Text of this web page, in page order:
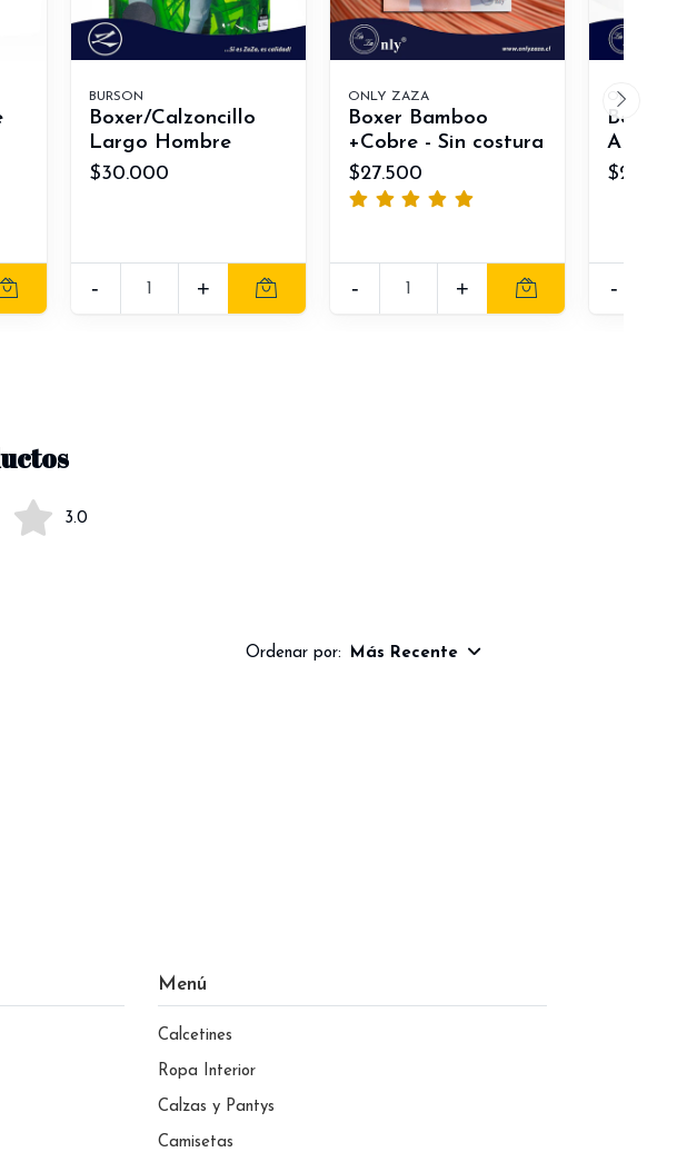
BURSON
Boxer/Calzoncillo
Largo Hombre
$30.000
- +
ONLY ZAZA
Boxer Bamboo
+Cobre - Sin costura
$27.500
- +
ONLY
Boxer
-
3.0
Ordenar por: Más Recente
Menú
Calcetines
Ropa Interior
Calzas y Pantys
Camisetas